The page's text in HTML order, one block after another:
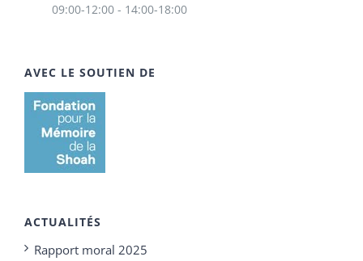
09:00-12:00 - 14:00-18:00
AVEC LE SOUTIEN DE
ACTUALITÉS
Rapport moral 2025